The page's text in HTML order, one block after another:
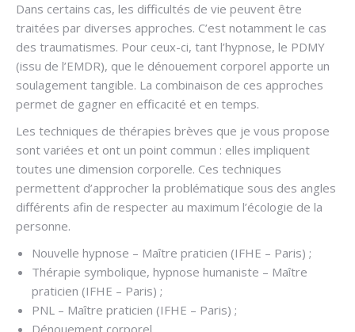
Dans certains cas, les difficultés de vie peuvent être
traitées par diverses approches. C’est notamment le cas
des traumatismes. Pour ceux-ci, tant l’hypnose, le PDMY
(issu de l’EMDR), que le dénouement corporel apporte un
soulagement tangible. La combinaison de ces approches
permet de gagner en efficacité et en temps.
Les techniques de thérapies brèves que je vous propose
sont variées et ont un point commun : elles impliquent
toutes une dimension corporelle. Ces techniques
permettent d’approcher la problématique sous des angles
différents afin de respecter au maximum l’écologie de la
personne.
Nouvelle hypnose – Maître praticien (IFHE – Paris) ;
Thérapie symbolique, hypnose humaniste – Maître
praticien (IFHE – Paris) ;
PNL – Maître praticien (IFHE – Paris) ;